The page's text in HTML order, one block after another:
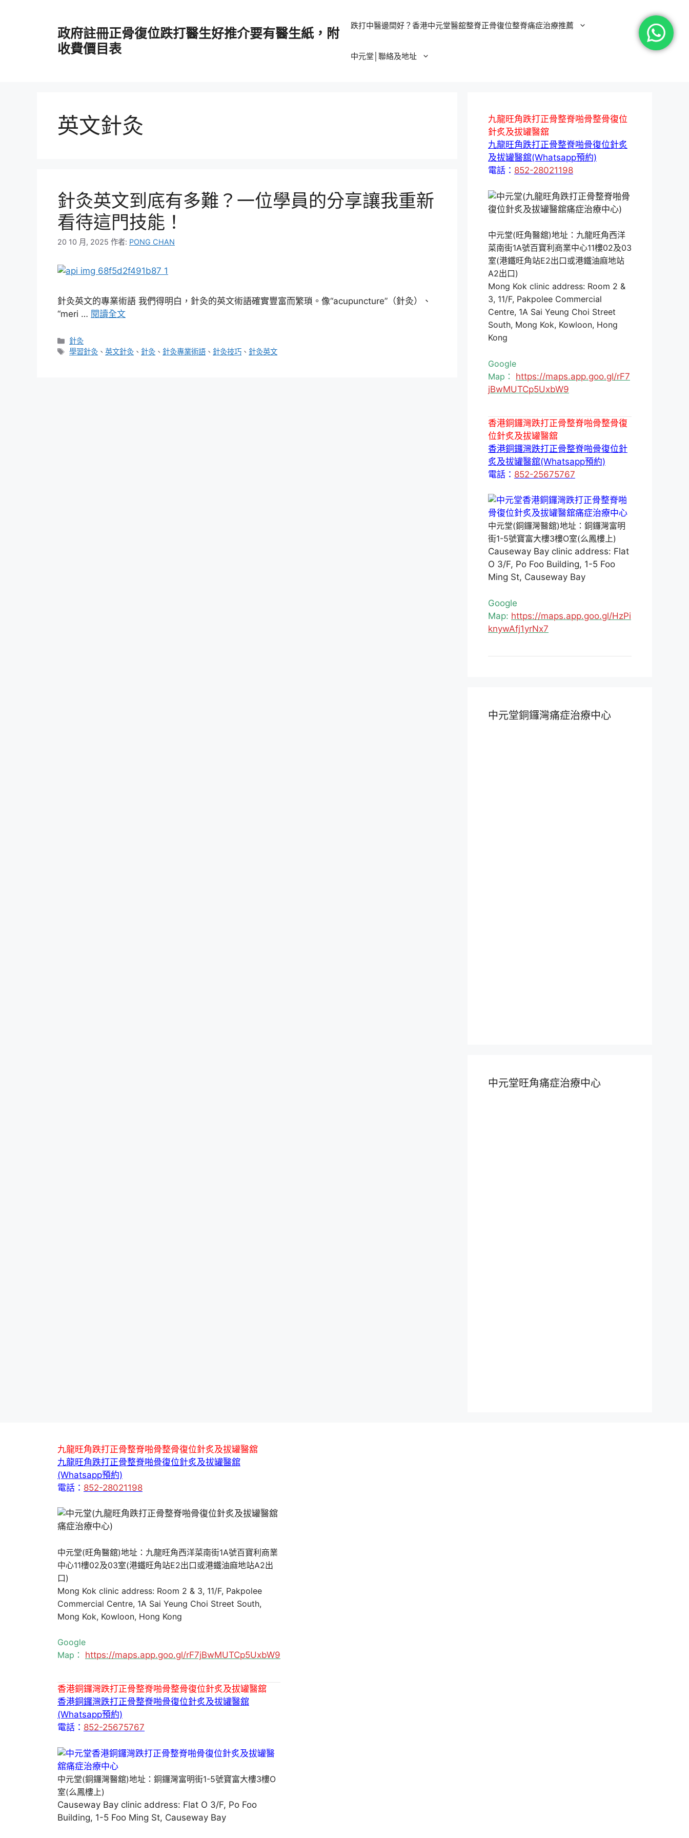
政府註冊正骨復位跌打醫生好推介要有醫生紙，附
收費價目表
跌打中醫邊間好？香港中元堂醫舘整脊正骨復位整脊痛症治療推薦
中元堂│聯絡及地址
英文針灸
針灸英文到底有多難？一位學員的分享讓我重新
看待這門技能！
20 10 月, 2025 作者: PONG CHAN
針灸英文的專業術語 我們得明白，針灸的英文術語確實豐富而繁瑣。像“acupuncture”（針灸）、
“meri … 閱讀全文
分
類
針灸
標
學習針灸 、英文針灸 、 針灸 、 針灸專業術語 、 針灸技巧 、 針灸英文
九龍旺角跌打正骨整脊啪骨整骨復位
針炙及拔罐醫舘
九龍旺角跌打正骨整脊啪骨復位針炙
及拔罐醫舘(Whatsapp預約)
電話： 852-28021198
中元堂(旺角醫舘)地址：九龍旺角西洋
菜南街1A號百寶利商業中心11樓02及03
室(港鐵旺角站E2出口或港鐵油麻地站
A2出口)
Mong Kok clinic address: Room 2 &
3, 11/F, Pakpolee Commercial
Centre, 1A Sai Yeung Choi Street
South, Mong Kok, Kowloon, Hong
Kong
Google
Map： https://maps.app.goo.gl/rF7
jBwMUTCp5UxbW9
香港銅鑼灣跌打正骨整脊啪骨整骨復
位針炙及拔罐醫舘
香港銅鑼灣跌打正骨整脊啪骨復位針
炙及拔罐醫舘(Whatsapp預約)
電話： 852-25675767
中元堂(銅鑼灣醫舘)地址：銅鑼灣富明
街1-5號寶富大樓3樓O室(么鳳樓上)
Causeway Bay clinic address: Flat
O 3/F, Po Foo Building, 1-5 Foo
Ming St, Causeway Bay
Google
Map: https://maps.app.goo.gl/HzPi
knywAfj1yrNx7
中元堂銅鑼灣痛症治療中心
中元堂旺角痛症治療中心
九龍旺角跌打正骨整脊啪骨整骨復位針炙及拔罐醫舘
九龍旺角跌打正骨整脊啪骨復位針炙及拔罐醫舘
(Whatsapp預約)
電話： 852-28021198
中元堂(旺角醫舘)地址：九龍旺角西洋菜南街1A號百寶利商業
中心11樓02及03室(港鐵旺角站E2出口或港鐵油麻地站A2出
口)
Mong Kok clinic address: Room 2 & 3, 11/F, Pakpolee
Commercial Centre, 1A Sai Yeung Choi Street South,
Mong Kok, Kowloon, Hong Kong
Google
Map： https://maps.app.goo.gl/rF7jBwMUTCp5UxbW9
香港銅鑼灣跌打正骨整脊啪骨整骨復位針炙及拔罐醫舘
香港銅鑼灣跌打正骨整脊啪骨復位針炙及拔罐醫舘
(Whatsapp預約)
電話： 852-25675767
中元堂(銅鑼灣醫舘)地址：銅鑼灣富明街1-5號寶富大樓3樓O
室(么鳳樓上)
Causeway Bay clinic address: Flat O 3/F, Po Foo
Building, 1-5 Foo Ming St, Causeway Bay